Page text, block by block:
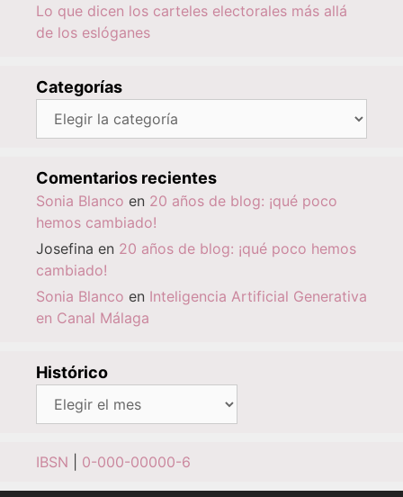
Lo que dicen los carteles electorales más allá
de los eslóganes
Categorías
Comentarios recientes
Sonia Blanco en 20 años de blog: ¡qué poco
hemos cambiado!
Josefina en 20 años de blog: ¡qué poco hemos
cambiado!
Sonia Blanco en Inteligencia Artificial Generativa
en Canal Málaga
Histórico
IBSN 0-000-00000-6